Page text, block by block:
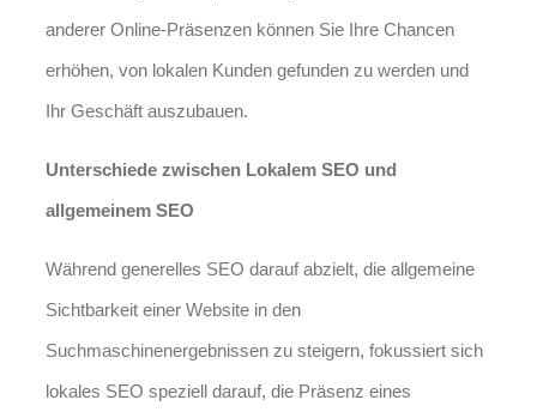
anderer Online-Präsenzen können Sie Ihre Chancen
erhöhen, von lokalen Kunden gefunden zu werden und
Ihr Geschäft auszubauen.
Unterschiede zwischen Lokalem SEO und
allgemeinem SEO
Während generelles SEO darauf abzielt, die allgemeine
Sichtbarkeit einer Website in den
Suchmaschinenergebnissen zu steigern, fokussiert sich
lokales SEO speziell darauf, die Präsenz eines